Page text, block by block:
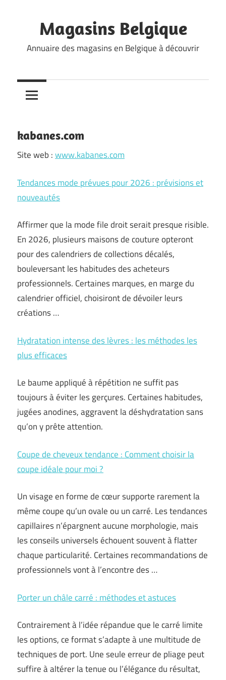
contentMagasins Belgique
Annuaire des magasins en Belgique à découvrir
kabanes.com
Site web :www.kabanes.com
Tendances mode prévues pour 2026 : prévisions et
nouveautés
Affirmer que la mode file droit serait presque risible.
En 2026, plusieurs maisons de couture opteront
pour des calendriers de collections décalés,
bouleversant les habitudes des acheteurs
professionnels. Certaines marques, en marge du
calendrier officiel, choisiront de dévoiler leurs
créations …
Hydratation intense des lèvres : les méthodes les
plus efficaces
Le baume appliqué à répétition ne suffit pas
toujours à éviter les gerçures. Certaines habitudes,
jugées anodines, aggravent la déshydratation sans
qu’on y prête attention.
Coupe de cheveux tendance : Comment choisir la
coupe idéale pour moi ?
Un visage en forme de cœur supporte rarement la
même coupe qu’un ovale ou un carré. Les tendances
capillaires n’épargnent aucune morphologie, mais
les conseils universels échouent souvent à flatter
chaque particularité. Certaines recommandations de
professionnels vont à l’encontre des …
Porter un châle carré : méthodes et astuces
Contrairement à l’idée répandue que le carré limite
les options, ce format s’adapte à une multitude de
techniques de port. Une seule erreur de pliage peut
suffire à altérer la tenue ou l’élégance du résultat,